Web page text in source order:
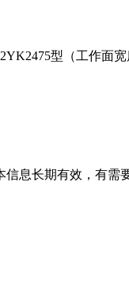
型（工作面
息长期有效，有需